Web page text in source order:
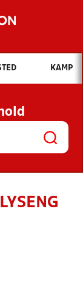
du søge efter?
NYHEDER
OG
KAMP